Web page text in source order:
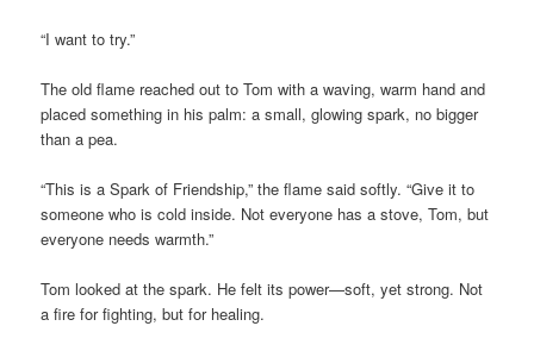
“I want to try.”
The old flame reached out to Tom with a waving, warm hand and
placed something in his palm: a small, glowing spark, no bigger
than a pea.
“This is a Spark of Friendship,” the flame said softly. “Give it to
someone who is cold inside. Not everyone has a stove, Tom, but
everyone needs warmth.”
Tom looked at the spark. He felt its power—soft, yet strong. Not
a fire for fighting, but for healing.